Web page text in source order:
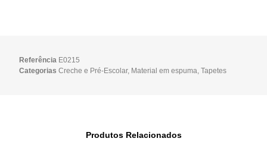
Referência E0215
Categorias Creche e Pré-Escolar, Material em espuma,Tapetes
Produtos Relacionados